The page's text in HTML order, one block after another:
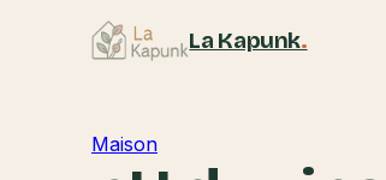
La Kapunk.
Maison